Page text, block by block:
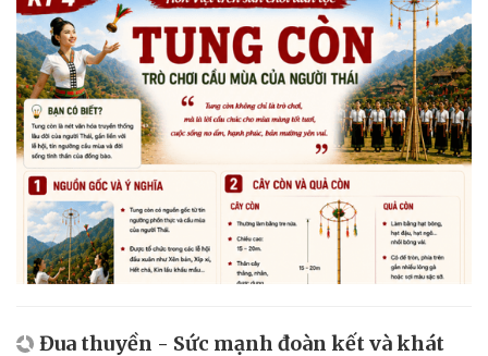
Đua thuyền - Sức mạnh đoàn kết và khát